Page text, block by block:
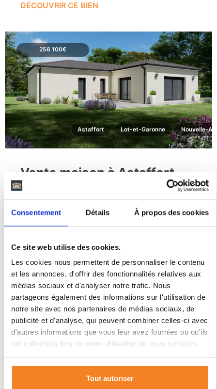
Consentement Détails À propos des cookies
Ce site web utilise des cookies.
Les cookies nous permettent de personnaliser le contenu
et les annonces, d'offrir des fonctionnalités relatives aux
médias sociaux et d'analyser notre trafic. Nous
partageons également des informations sur l'utilisation de
notre site avec nos partenaires de médias sociaux, de
publicité et d'analyse, qui peuvent combiner celles-ci avec
d'autres informations que vous leur avez fournies ou qu'ils
ont collectées lors de votre utilisation de leurs services.
Tout autoriser
DÉCOUVRIR CE BIEN
256 100€
Astaffort Lot-et-Garonne Nouvelle-
Vente maison à Astaffort
(47220) de 112 m2 habitable
sur terrain de 862 m2
292 580€